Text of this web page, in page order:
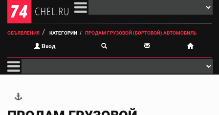
ОБЪЯВЛЕНИЯ КАТЕГОРИИ ПРОДАМ ГРУЗОВОЙ (БОРТОВОЙ) АВТОМОБИЛЬ
Вход